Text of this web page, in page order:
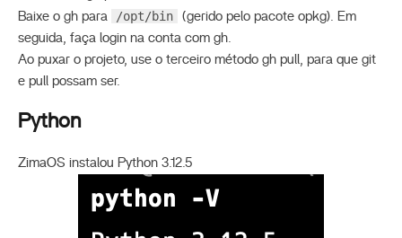
Baixe o gh para
/opt/bin
(gerido pelo pacote opkg). Em
seguida, faça login na conta com gh.
Ao puxar o projeto, use o terceiro método gh pull, para que git
e pull possam ser.
Python
ZimaOS instalou Python 3.12.5